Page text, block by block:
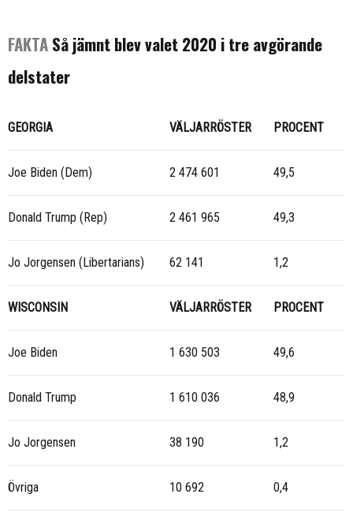
FAKTASå jämnt blev valet 2020 i tre avgörande
delstater
GEORGIA VÄLJARRÖSTER PROCENT
Joe Biden (Dem) 2 474 601 49,5
Donald Trump (Rep) 2 461 965 49,3
Jo Jorgensen (Libertarians) 62 141 1,2
WISCONSIN VÄLJARRÖSTER PROCENT
Joe Biden 1 630 503 49,6
Donald Trump 1 610 036 48,9
Jo Jorgensen 38 190 1,2
Övriga 10 692 0,4